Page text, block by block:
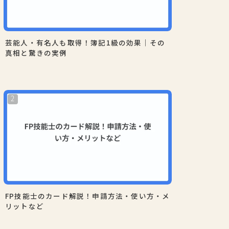
芸能人・有名人も取得！簿記1級の効果｜その
真相と驚きの実例
FP技能士のカード解説！申請方法・使い方・メ
リットなど